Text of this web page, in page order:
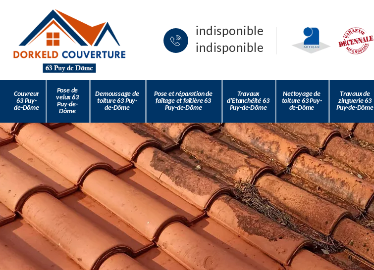
indisponible
indisponible
Couvreur
63 Puy-
de-Dôme
Pose de
velux 63
Puy-de-
Dôme
Demoussage de
toiture 63 Puy-
de-Dôme
Pose et réparation de
faîtage et faîtière 63
Puy-de-Dôme
Travaux
d'Etanchéité 63
Puy-de-Dôme
Nettoyage de
toiture 63 Puy-
de-Dôme
Travaux de
zinguerie 63
Puy-de-Dôme